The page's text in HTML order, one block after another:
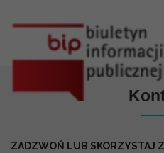
ZADZWOŃ LUB SKORZYSTAJ